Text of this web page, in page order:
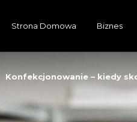
Strona Domowa Biznes
Konfekcjonowanie – kiedy